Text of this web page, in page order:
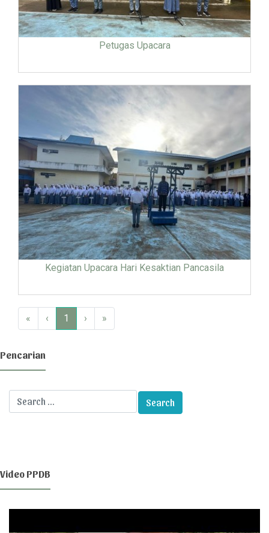
Petugas Upacara
Kegiatan Upacara Hari Kesaktian Pancasila
« ‹ 1 › »
Pencarian
Video PPDB